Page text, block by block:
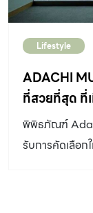
หานักจัดสวนมือ
เราเองก็สื่อสา
เปลี่ยนมาหลาย
โดยมีทีมช่างคอ
ของแต่งสวนทุ
ครับ “บ้านเรา
อยากให้เป็นสว
Lifestyle
ADACHI
ที่สวยที่สุด ที่
พิพิธภัณฑ์
รับการคัดเลือ